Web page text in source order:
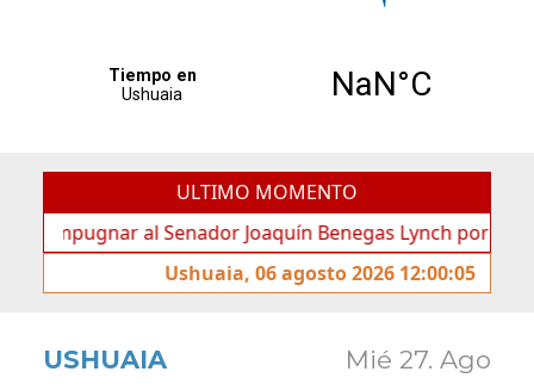
ULTIMO MOMENTO
al Senador Joaquín Benegas Lynch por “conflicto
Ushuaia, 06 agosto 2026 12:00:05
USHUAIA Mié 27. Ago